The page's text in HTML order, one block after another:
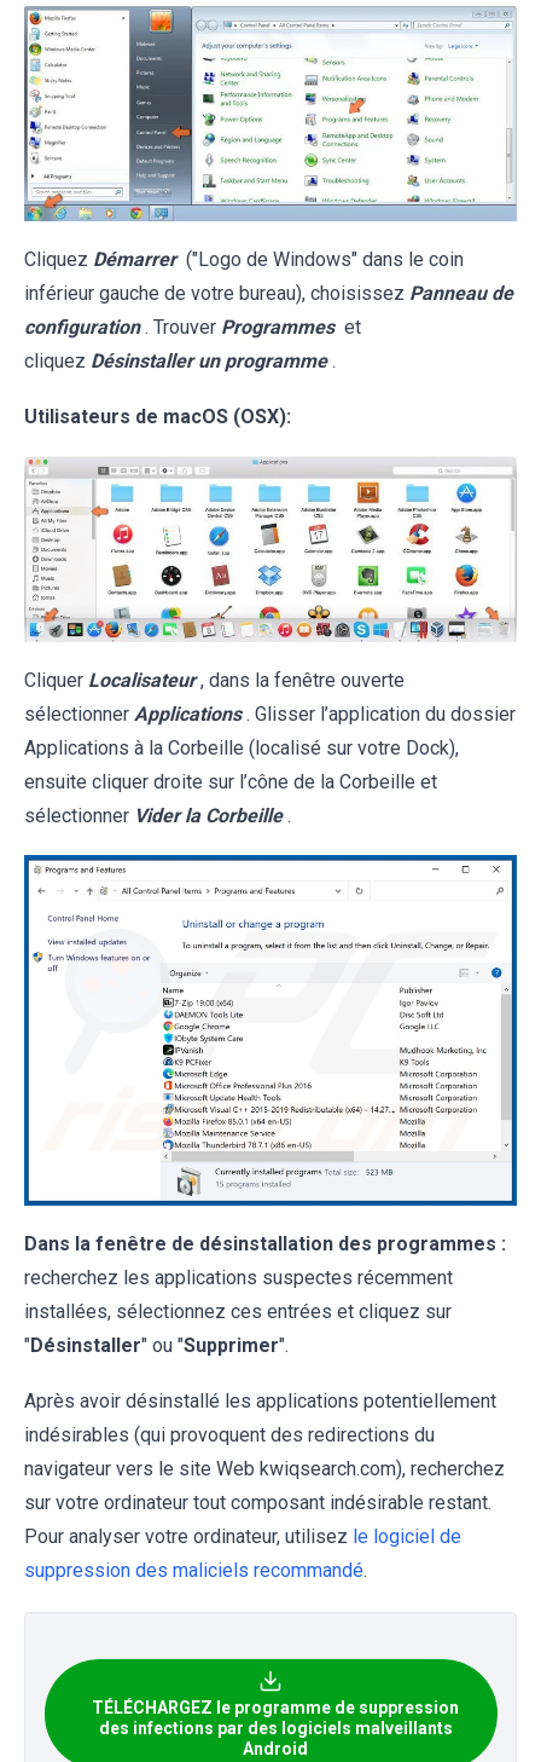
Cliquez Démarrer ("Logo de Windows" dans le coin
inférieur gauche de votre bureau), choisissez Panneau de
configuration . Trouver Programmes et
cliquez Désinstaller un programme .
Utilisateurs de macOS (OSX):
Cliquer Localisateur , dans la fenêtre ouverte
sélectionner Applications . Glisser l’application du dossier
Applications à la Corbeille (localisé sur votre Dock),
ensuite cliquer droite sur l’cône de la Corbeille et
sélectionner Vider la Corbeille .
Dans la fenêtre de désinstallation des programmes :
recherchez les applications suspectes récemment
installées, sélectionnez ces entrées et cliquez sur
"Désinstaller" ou "Supprimer".
Après avoir désinstallé les applications potentiellement
indésirables (qui provoquent des redirections du
navigateur vers le site Web kwiqsearch.com), recherchez
sur votre ordinateur tout composant indésirable restant.
Pour analyser votre ordinateur, utilisez le logiciel de
suppression des maliciels recommandé.
TÉLÉCHARGEZ le programme de suppression
des infections par des logiciels malveillants
Android